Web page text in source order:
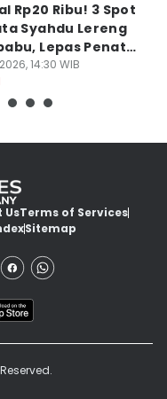
Rp20 Ribu! 3 Spot
Syahdu Lereng
Lepas Penat
Pekan!
14:30 WIB
UsTerms of Services
Sitemap